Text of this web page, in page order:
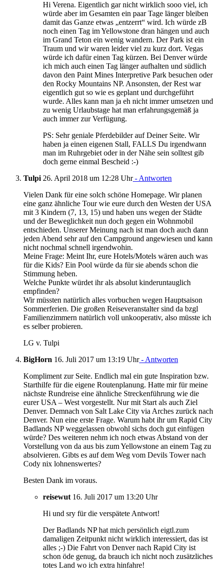
Hi Verena. Eigentlich gar nicht wirklich sooo viel, ich
würde aber im Gesamten ein paar Tage länger bleiben
damit das Ganze etwas „entzerrt“ wird. Ich würde zB
noch einen Tag im Yellowstone dran hängen und auch
im Grand Teton ein wenig wandern. Der Park ist ein
Traum und wir waren leider viel zu kurz dort. Vegas
würde ich dafür einen Tag kürzen. Bei Denver würde
ich mich auch einen Tag länger aufhalten und südlich
davon den Paint Mines Interpretive Park besuchen oder
den Rocky Mountains NP. Ansonsten, der Rest war
eigentlich gut so wie es geplant und durchgeführt
wurde. Alles kann man ja eh nicht immer umsetzen und
zu wenig Urlaubstage hat man erfahrungsgemäß ja
auch immer zur Verfügung.
PS: Sehr geniale Pferdebilder auf Deiner Seite. Wir
haben ja einen eigenen Stall, FALLS Du irgendwann
man im Ruhrgebiet oder in der Nähe sein solltest gib
doch gerne einmal Bescheid :-)
Tulpi 26. April 2018 um 12:28 Uhr- Antworten
Vielen Dank für eine solch schöne Homepage. Wir planen
eine ganz ähnliche Tour wie eure durch den Westen der USA
mit 3 Kindern (7, 13, 15) und haben uns wegen der Städte
und der Beweglichkeit nun doch gegen ein Wohnmobil
entschieden. Unserer Meinung nach ist man doch auch dann
jeden Abend sehr auf den Campground angewiesen und kann
nicht nochmal schnell irgendwohin.
Meine Frage: Meint Ihr, eure Hotels/Motels wären auch was
für die Kids? Ein Pool würde da für sie abends schon die
Stimmung heben.
Welche Punkte würdet ihr als absolut kinderuntauglich
empfinden?
Wir müssten natürlich alles vorbuchen wegen Hauptsaison
Sommerferien. Die großen Reiseveranstalter sind da bzgl
Familienzimmern natürlich voll unkooperativ, also müsste ich
es selber probieren.
LG v. Tulpi
BigHorn 16. Juli 2017 um 13:19 Uhr- Antworten
Kompliment zur Seite. Endlich mal ein gute Inspiration bzw.
Starthilfe für die eigene Routenplanung. Hatte mir für meine
nächste Rundreise eine ähnliche Streckenführung wie die
eurer USA – West vorgestellt. Nur mit Start als auch Ziel
Denver. Demnach von Salt Lake City via Arches zurück nach
Denver. Nun eine erste Frage. Warum habt ihr um Rapid City
Badlands NP weggelassen obwohl sichs doch gut einfügen
würde? Des weiteren nehm ich noch etwas Abstand von der
Vorstellung von da aus bis zum Yellowstone an einem Tag zu
absolvieren. Gibts es auf dem Weg vom Devils Tower nach
Cody nix lohnenswertes?
Besten Dank im voraus.
reisewut 16. Juli 2017 um 13:20 Uhr
Hi und sry für die verspätete Antwort!
Der Badlands NP hat mich persönlich eigtl.zum
damaligen Zeitpunkt nicht wirklich interessiert, das ist
alles ;-) Die Fahrt von Denver nach Rapid City ist
schon öde genug, da brauch ich nicht noch zusätzliches
totes Land wo ich extra hinfahre!